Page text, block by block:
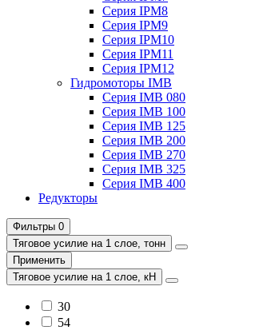
Серия IPM8
Серия IPM9
Серия IPM10
Серия IPM11
Серия IPM12
Гидромоторы IMB
Серия IMB 080
Серия IMB 100
Серия IMB 125
Серия IMB 200
Серия IMB 270
Серия IMB 325
Серия IMB 400
Редукторы
Фильтры 0
Тяговое усилие на 1 слое, тонн
Применить
Тяговое усилие на 1 слое, кН
30
54